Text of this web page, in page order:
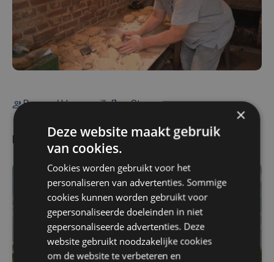
Bernard VanneuvilleBen Storme
Meest gelezen
×
Deze website maakt gebruik
van cookies.
Cookies worden gebruikt voor het
personaliseren van advertenties. Sommige
cookies kunnen worden gebruikt voor
gepersonaliseerde doeleinden in niet
gepersonaliseerde advertenties. Deze
website gebruikt noodzakelijke cookies
om de website te verbeteren en